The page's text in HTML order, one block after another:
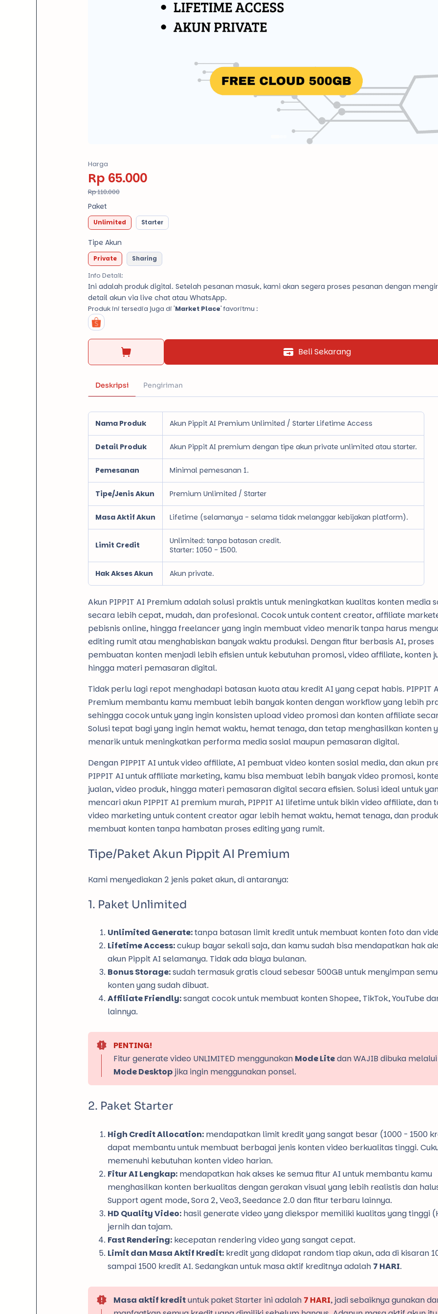
Rp 110.000
Rp 65.000
Paket
Unlimited Starter
Tipe Akun
Private Sharing
Info Detail:
Ini adalah produk digital. Setelah pesanan masuk, kami akan segera proses pesanan dengan
detail akun via live chat atau WhatsApp.
Produk ini tersedia juga di 'Market Place' favoritmu :
Beli Sekarang
Nama Produk Akun Pippit AI Premium Unlimited / Starter Lifetime Access
Detail Produk Akun Pippit AI premium dengan tipe akun private unlimited atau starter.
Pemesanan Minimal pemesanan 1.
Tipe/Jenis Akun Premium Unlimited / Starter
Masa Aktif Akun Lifetime (selamanya - selama tidak melanggar kebijakan platform).
Limit Credit
Unlimited: tanpa batasan credit.
Starter: 1050 - 1500.
Hak Akses Akun Akun private.
Akun PIPPIT AI Premium adalah solusi praktis untuk meningkatkan kualitas konten media
secara lebih cepat, mudah, dan profesional. Cocok untuk content creator, affiliate
pebisnis online, hingga freelancer yang ingin membuat video menarik tanpa harus
editing rumit atau menghabiskan banyak waktu produksi. Dengan fitur berbasis AI, proses
pembuatan konten menjadi lebih efisien untuk kebutuhan promosi, video affiliate, konten
hingga materi pemasaran digital.
Tidak perlu lagi repot menghadapi batasan kuota atau kredit AI yang cepat habis. PIPPIT
Premium membantu kamu membuat lebih banyak konten dengan workflow yang lebih
sehingga cocok untuk yang ingin konsisten upload video promosi dan konten affiliate
Solusi tepat bagi yang ingin hemat waktu, hemat tenaga, dan tetap menghasilkan konten
menarik untuk meningkatkan performa media sosial maupun pemasaran digital.
Dengan PIPPIT AI untuk video affiliate, AI pembuat video konten sosial media, dan akun
PIPPIT AI untuk affiliate marketing, kamu bisa membuat lebih banyak video promosi,
jualan, video produk, hingga materi pemasaran digital secara efisien. Solusi ideal untuk
mencari akun PIPPIT AI premium murah, PIPPIT AI lifetime untuk bikin video affiliate, dan
video marketing untuk content creator agar lebih hemat waktu, hemat tenaga, dan
membuat konten tanpa hambatan proses editing yang rumit.
Tipe/Paket Akun Pippit AI Premium
Kami menyediakan 2 jenis paket akun, di antaranya:
Paket Unlimited
Unlimited Generate:tanpa batasan limit kredit untuk membuat konten foto dan
Lifetime Access:cukup bayar sekali saja, dan kamu sudah bisa mendapatkan hak
akun Pippit AI selamanya. Tidak ada biaya bulanan.
Bonus Storage:sudah termasuk gratis cloud sebesar 500GB untuk menyimpan
konten yang sudah dibuat.
Affiliate Friendly:sangat cocok untuk membuat konten Shopee, TikTok, YouTube
lainnya.
PENTING!
Fitur generate video UNLIMITED menggunakan Mode Litedan WAJIB dibuka melalui
Mode Desktopjika ingin menggunakan ponsel.
Paket Starter
High Credit Allocation:mendapatkan limit kredit yang sangat besar (1000 - 1500
dapat membantu untuk membuat berbagai jenis konten video berkualitas tinggi.
memenuhi kebutuhan konten video harian.
Fitur AI Lengkap:mendapatkan hak akses ke semua fitur AI untuk membantu kamu
menghasilkan konten berkualitas dengan gerakan visual yang lebih realistis dan
Support agent mode, Sora 2, Veo3, Seedance 2.0 dan fitur terbaru lainnya.
HD Quality Video:hasil generate video yang diekspor memiliki kualitas yang tinggi
jernih dan tajam.
Fast Rendering:kecepatan rendering video yang sangat cepat.
Limit dan Masa Aktif Kredit:kredit yang didapat random tiap akun, ada di kisaran
sampai 1500 kredit AI. Sedangkan untuk masa aktif kreditnya adalah 7 HARI.
Masa aktif kredituntuk paket Starter ini adalah 7 HARI, jadi sebaiknya gunakan